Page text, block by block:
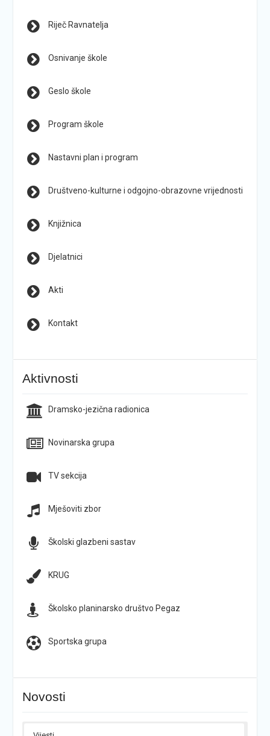
Riječ Ravnatelja
Osnivanje škole
Geslo škole
Program škole
Nastavni plan i program
Društveno-kulturne i odgojno-obrazovne vrijednosti
Knjižnica
Djelatnici
Akti
Kontakt
Aktivnosti
Dramsko-jezična radionica
Novinarska grupa
TV sekcija
Mješoviti zbor
Školski glazbeni sastav
KRUG
Školsko planinarsko društvo Pegaz
Sportska grupa
Novosti